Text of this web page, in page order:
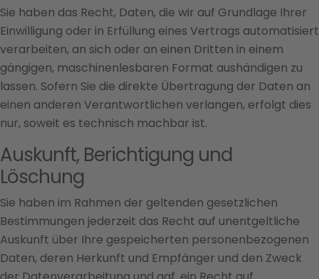
Sie haben das Recht, Daten, die wir auf Grundlage Ihrer
Einwilligung oder in Erfüllung eines Vertrags automatisiert
verarbeiten, an sich oder an einen Dritten in einem
gängigen, maschinenlesbaren Format aushändigen zu
lassen. Sofern Sie die direkte Übertragung der Daten an
einen anderen Verantwortlichen verlangen, erfolgt dies
nur, soweit es technisch machbar ist.
Auskunft, Berichtigung und
Löschung
Sie haben im Rahmen der geltenden gesetzlichen
Bestimmungen jederzeit das Recht auf unentgeltliche
Auskunft über Ihre gespeicherten personenbezogenen
Daten, deren Herkunft und Empfänger und den Zweck